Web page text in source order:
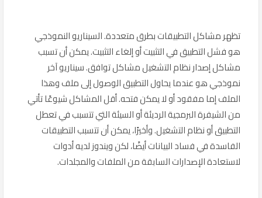
تظهر مشاكل التطبيقات بطرق متعددة. السيناريو النموذجي
هو فشل التطبيق في التثبيت أو إلغاء التثبيت. يمكن أن تسبب
مشاكل إصدار نظام التشغيل مشاكل توافق. سيناريو آخر
نموذجي هو عندما يحاول التطبيق الوصول إلى ملف وهذا
الملف إما مفقود أو لا يمكن فتحه. أقل المشاكل شيوعًا تأتي
من الشيفرة البرمجية الرديئة أو السيئة التي تتسبب في تعطل
التطبيق أو نظام التشغيل. وأخيرًا، يمكن أن تتسبب التطبيقات
الفاسدة في فساد البيانات أيضًا، لكن ويندوز لديه أدوات
لاستعادة الإصدارات السابقة من الملفات والمجلدات.